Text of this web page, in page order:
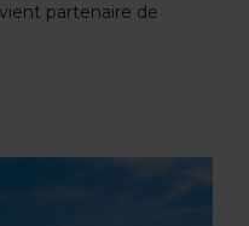
partenaire de